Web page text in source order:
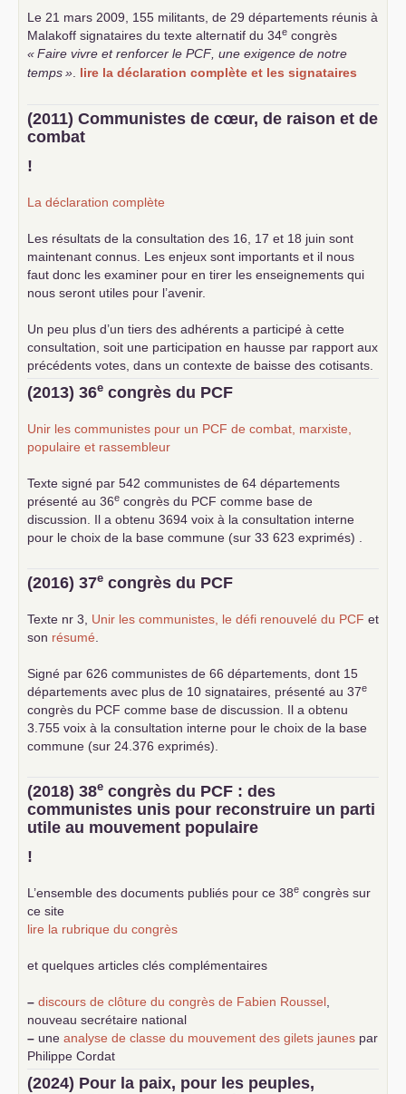
Le 21 mars 2009, 155 militants, de 29 départements réunis à
Malakoff signataires du texte alternatif du 34e congrès
«Faire vivre et renforcer le PCF , une exigence de notre
temps» lire la déclaration complète et les signataires
(2011) Communistes de cœur, de raison et de
combat
!
La déclaration complète
Les résultats de la consultation des 16, 17 et 18 juin sont
maintenant connus. Les enjeux sont importants et il nous
faut donc les examiner pour en tirer les enseignements qui
nous seront utiles pour l’avenir.
Un peu plus d’un tiers des adhérents a participé à cette
consultation, soit une participation en hausse par rapport aux
précédents votes, dans un contexte de baisse des cotisants.
... lire la suite
(2013) 36e congrès du PCF
Unir les communistes pour un PCF de combat, marxiste,
populaire et rassembleur
Texte signé par 542 communistes de 64 départements
présenté au 36e congrès du PCF comme base de
discussion. Il a obtenu 3694 voix à la consultation interne
pour le choix de la base commune (sur 33 623 exprimés) .
(2016) 37e congrès du PCF
Texte nr 3, Unir les communistes, le défi renouvelé du PCF et
son résumé
Signé par 626 communistes de 66 départements, dont 15
départements avec plus de 10 signataires, présenté au 37e
congrès du PCF comme base de discussion. Il a obtenu
3.755 voix à la consultation interne pour le choix de la base
commune (sur 24.376 exprimés).
(2018) 38e congrès du PCF : des
communistes unis pour reconstruire un parti
utile au mouvement populaire
!
L’ensemble des documents publiés pour ce 38e congrès sur
ce site
lire la rubrique du congrès
et quelques articles clés complémentaires
– discours de clôture du congrès de Fabien Roussel
nouveau secrétaire national
– une analyse de classe du mouvement des gilets jaunes par
Philippe Cordat
–
un texte de Jean-Claude Delaunay
le marxisme est la
(2024) Pour la paix, pour les peuples,